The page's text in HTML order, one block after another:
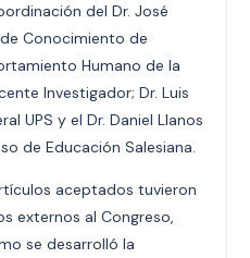
del Dr. José
Conocimiento de
Humano de la
Investigador; Dr. Luis
UPS y el Dr. Daniel Llanos
de Educación Salesiana.
aceptados tuvieron
externos al Congreso,
se desarrolló la